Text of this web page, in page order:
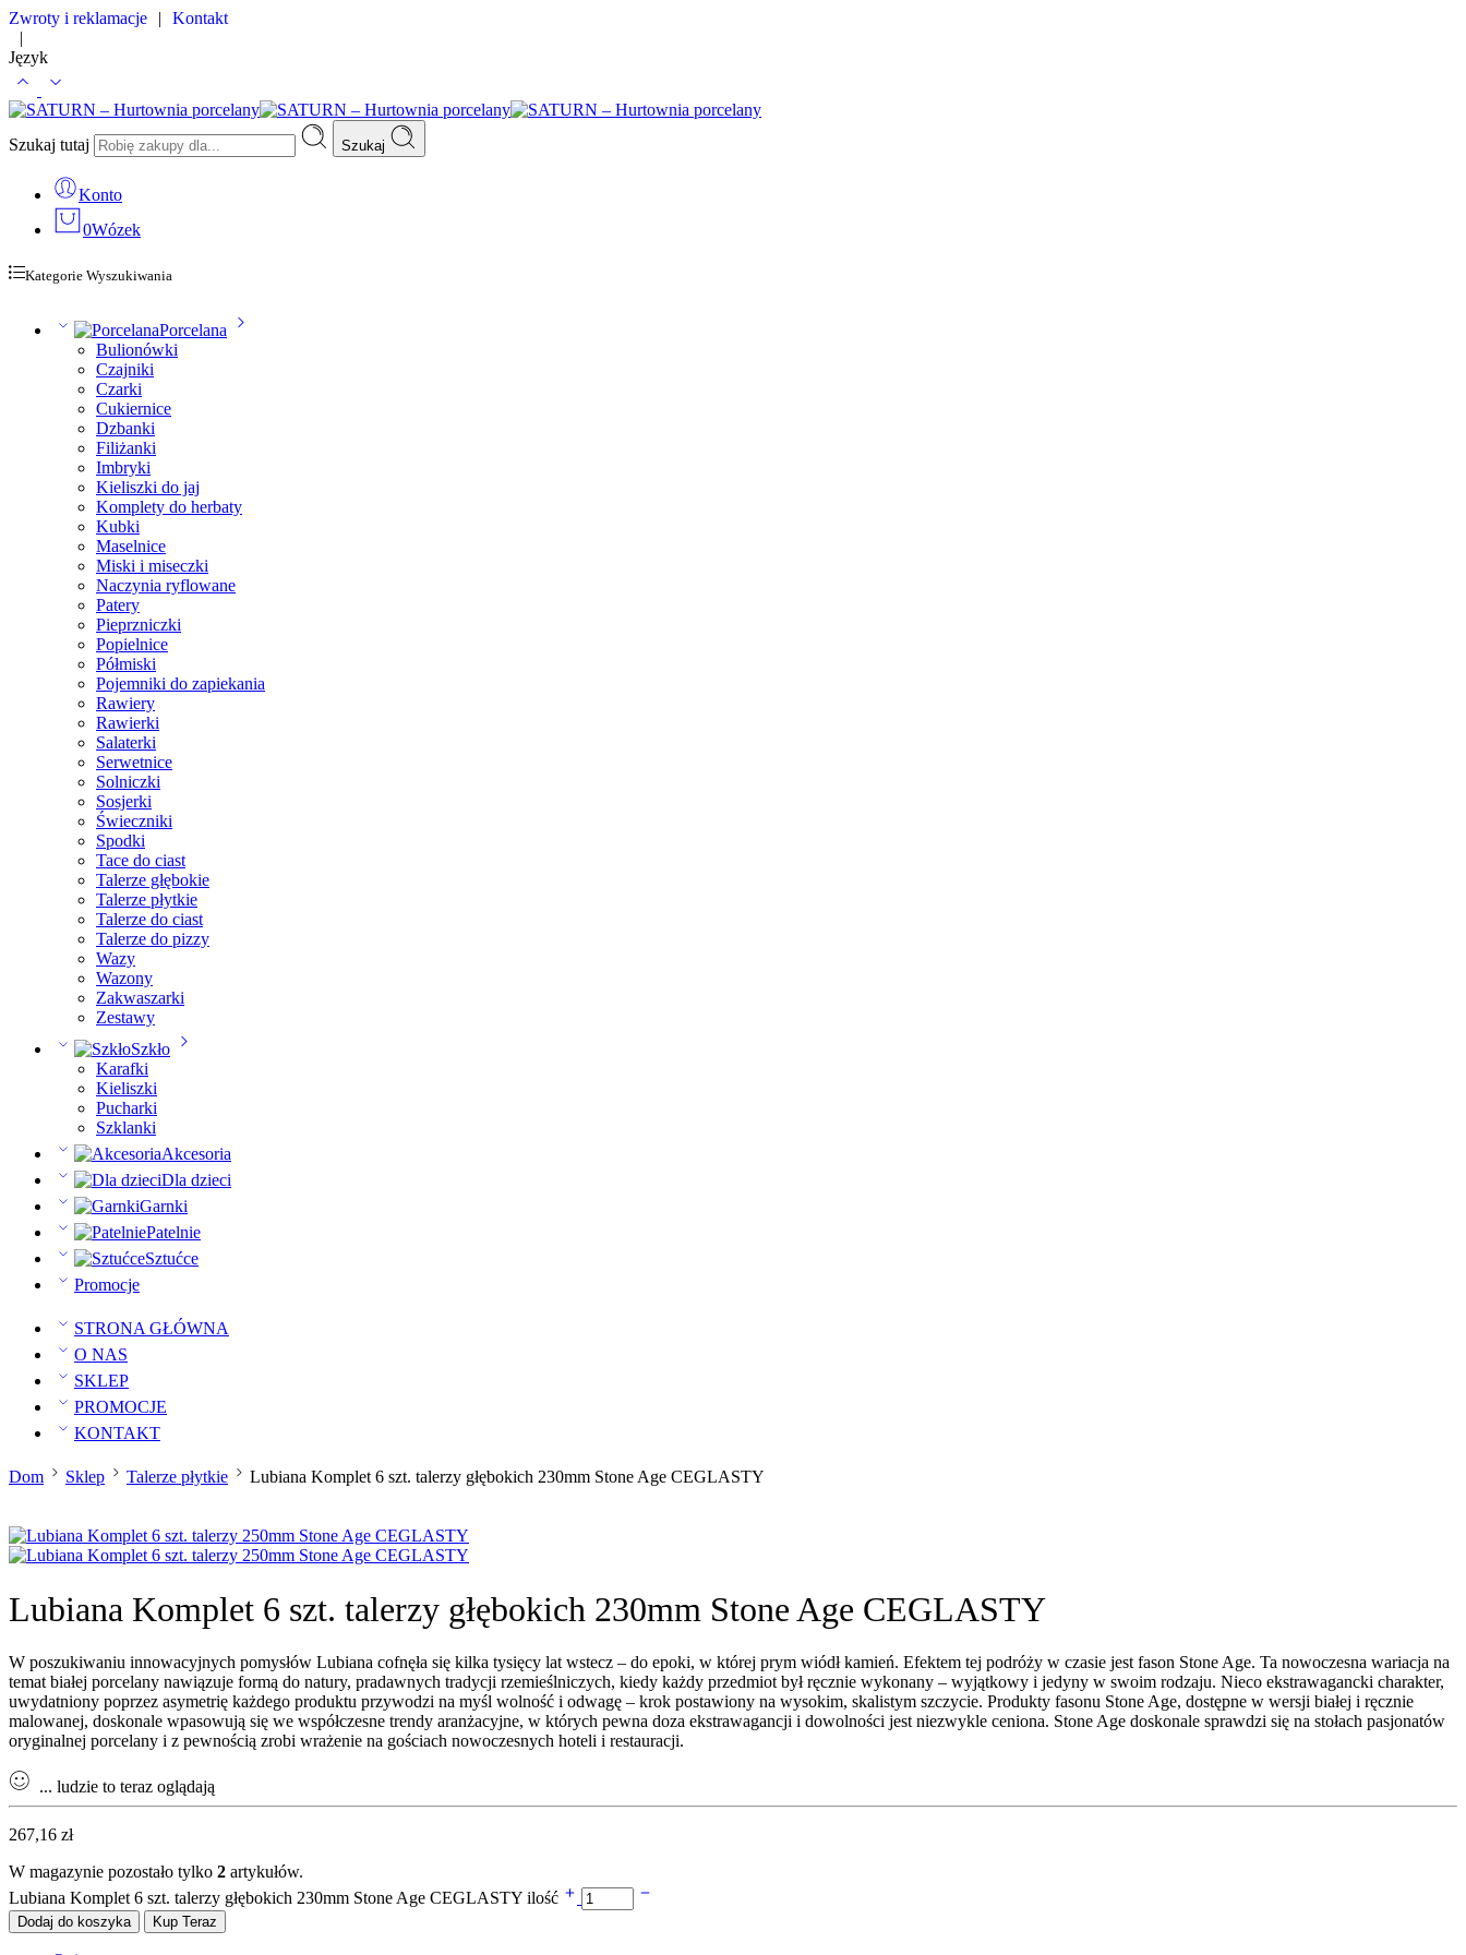
Zwroty i reklamacje |
Kontakt
|
Język
Szukaj tutaj Szukaj
Konto
0Wózek
Kategorie Wyszukiwania
Porcelana
Bulionówki
Czajniki
Czarki
Cukiernice
Dzbanki
Filiżanki
Imbryki
Kieliszki do jaj
Komplety do herbaty
Kubki
Maselnice
Miski i miseczki
Naczynia ryflowane
Patery
Pieprzniczki
Popielnice
Półmiski
Pojemniki do zapiekania
Rawiery
Rawierki
Salaterki
Serwetnice
Solniczki
Sosjerki
Świeczniki
Spodki
Tace do ciast
Talerze głębokie
Talerze płytkie
Talerze do ciast
Talerze do pizzy
Wazy
Wazony
Zakwaszarki
Zestawy
Szkło
Karafki
Kieliszki
Pucharki
Szklanki
Akcesoria
Dla dzieci
Garnki
Patelnie
Sztućce
Promocje
STRONA GŁÓWNA
O NAS
SKLEP
PROMOCJE
KONTAKT
Dom Sklep Talerze płytkie Lubiana Komplet 6 szt. talerzy głębokich 230mm Stone Age CEGLASTY
Lubiana Komplet 6 szt. talerzy głębokich 230mm Stone Age CEGLASTY
W poszukiwaniu innowacyjnych pomysłów Lubiana cofnęła się kilka tysięcy lat wstecz – do epoki, w której prym wiódł kamień. Efektem tej podróży w czasie jest fason Stone Age. Ta nowoczesna wariacja na
temat białej porcelany nawiązuje formą do natury, pradawnych tradycji rzemieślniczych, kiedy każdy przedmiot był ręcznie wykonany – wyjątkowy i jedyny w swoim rodzaju. Nieco ekstrawagancki charakter,
uwydatniony poprzez asymetrię każdego produktu przywodzi na myśl wolność i odwagę – krok postawiony na wysokim, skalistym szczycie. Produkty fasonu Stone Age, dostępne w wersji białej i ręcznie
malowanej, doskonale wpasowują się we współczesne trendy aranżacyjne, w których pewna doza ekstrawagancji i dowolności jest niezwykle ceniona. Stone Age doskonale sprawdzi się na stołach pasjonatów
oryginalnej porcelany i z pewnością zrobi wrażenie na gościach nowoczesnych hoteli i restauracji.
... ludzie to teraz oglądają
267,16 zł
W magazynie pozostało tylko 2 artykułów.
Lubiana Komplet 6 szt. talerzy głębokich 230mm Stone Age CEGLASTY ilość
Dodaj do koszyka Kup Teraz